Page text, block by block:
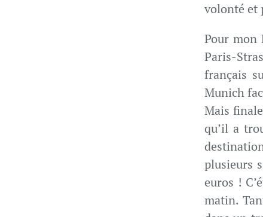
volonté et
Pour mon
Paris-
français
Munich
Mais
qu’il a
plusieurs
euros !
matin.